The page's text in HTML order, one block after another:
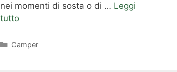
nei momenti di sosta o di … Leggi
tutto
Categorie
Camper